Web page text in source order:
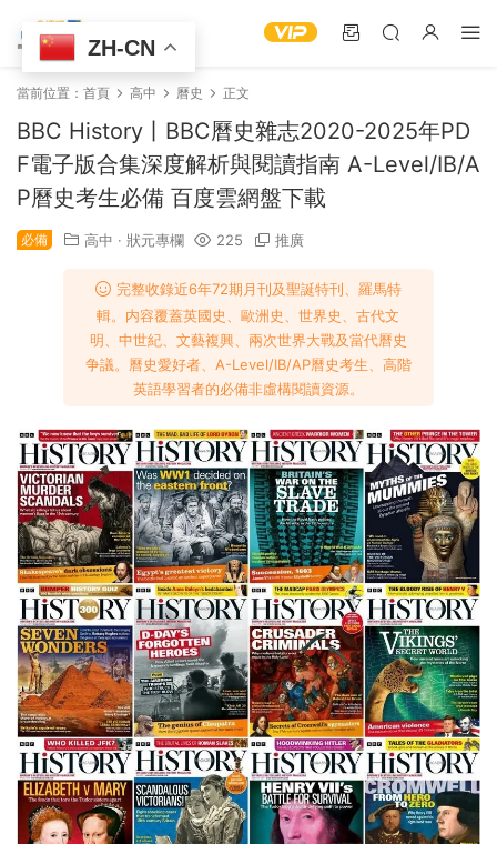
當前位置： 首頁 高中 曆史 正文
BBC History丨BBC曆史雜志2020-2025年PD
F電子版合集深度解析與閱讀指南 A-Level/IB/A
P曆史考生必備 百度雲網盤下載
必備 高中 · 狀元專欄 225 推廣
完整收錄近6年72期月刊及聖誕特刊、羅馬特
輯。内容覆蓋英國史、歐洲史、世界史、古代文
明、中世紀、文藝複興、兩次世界大戰及當代曆史
争議。曆史愛好者、A-Level/IB/AP曆史考生、高階
英語學習者的必備非虛構閱讀資源。
ZH-CN